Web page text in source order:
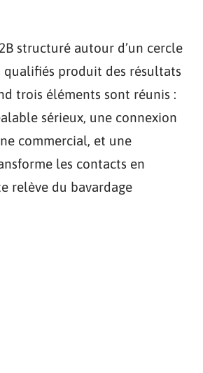
structuré autour d’un cercle
qualifiés produit des résultats
trois éléments sont réunis :
sérieux, une connexion
commercial, et une
les contacts en
relève du bavardage